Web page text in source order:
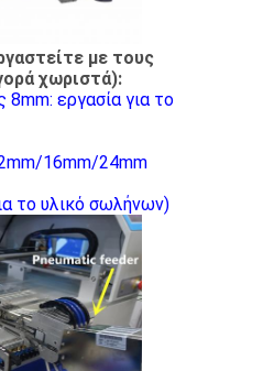
με τους
χωριστά):
εργασία για το
16mm/24mm
το υλικό σωλήνων)